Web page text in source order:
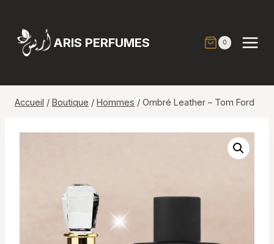
contenu
ARIS PERFUMES 0
Accueil / Boutique / Hommes / Ombré Leather – Tom Ford